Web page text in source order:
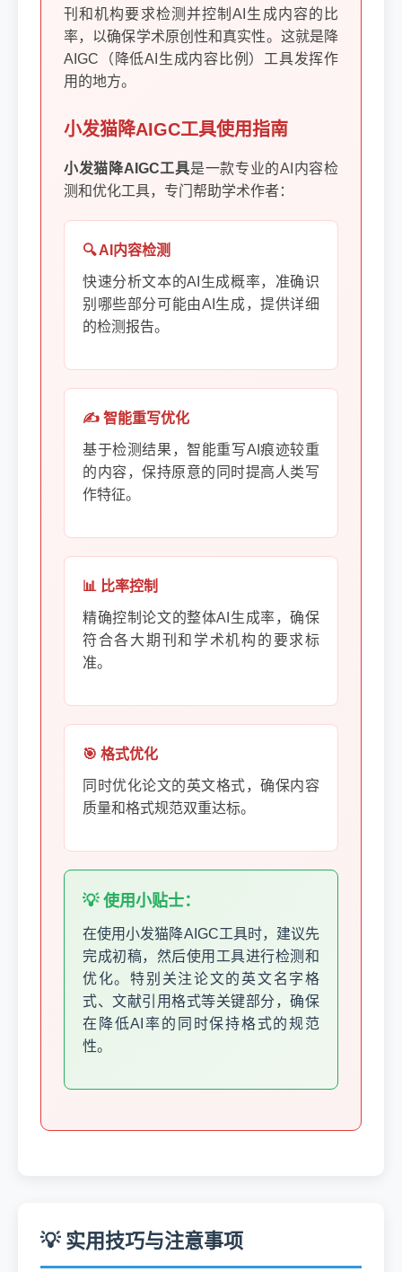
刊和机构要求检测并控制AI生成内容的比
率，以确保学术原创性和真实性。这就是降
AIGC（降低AI生成内容比例）工具发挥作
用的地方。
小发猫降AIGC工具使用指南
小发猫降AIGC工具是一款专业的AI内容检
测和优化工具，专门帮助学术作者：
🔍 AI内容检测
快速分析文本的AI生成概率，准确识
别哪些部分可能由AI生成，提供详细
的检测报告。
✍️ 智能重写优化
基于检测结果，智能重写AI痕迹较重
的内容，保持原意的同时提高人类写
作特征。
📊 比率控制
精确控制论文的整体AI生成率，确保
符合各大期刊和学术机构的要求标
准。
🎯 格式优化
同时优化论文的英文格式，确保内容
质量和格式规范双重达标。
💡 使用小贴士：
在使用小发猫降AIGC工具时，建议先
完成初稿，然后使用工具进行检测和
优化。特别关注论文的英文名字格
式、文献引用格式等关键部分，确保
在降低AI率的同时保持格式的规范
性。
💡 实用技巧与注意事项